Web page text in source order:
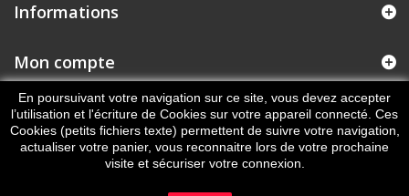
Informations
Mon compte
Informations sur votre boutique
En poursuivant votre navigation sur ce site, vous devez accepter
l’utilisation et l'écriture de Cookies sur votre appareil connecté. Ces
Cookies (petits fichiers texte) permettent de suivre votre navigation,
actualiser votre panier, vous reconnaitre lors de votre prochaine
visite et sécuriser votre connexion.